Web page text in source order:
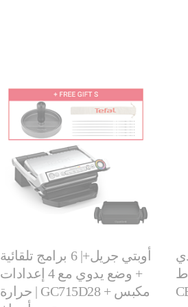
أوبتي جريل+| 6 برامج تلقائية
+ وضع يدوي مع 4 إعدادات
حرارة | GC715D28 + مكبس
واط |